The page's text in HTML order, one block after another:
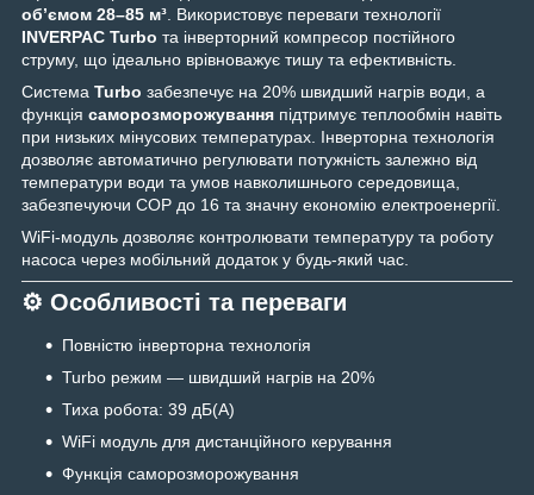
об’ємом 28–85 м³. Використовує переваги технології
INVERPAC Turbo та інверторний компресор постійного
струму, що ідеально врівноважує тишу та ефективність.
Система Turbo забезпечує на 20% швидший нагрів води, а
функція саморозморожування підтримує теплообмін навіть
при низьких мінусових температурах. Інверторна технологія
дозволяє автоматично регулювати потужність залежно від
температури води та умов навколишнього середовища,
забезпечуючи COP до 16 та значну економію електроенергії.
WiFi-модуль дозволяє контролювати температуру та роботу
насоса через мобільний додаток у будь-який час.
⚙️ Особливості та переваги
Повністю інверторна технологія
Turbo режим — швидший нагрів на 20%
Тиха робота: 39 дБ(А)
WiFi модуль для дистанційного керування
Функція саморозморожування